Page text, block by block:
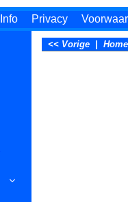
Info Privacy
<< Vorige Home